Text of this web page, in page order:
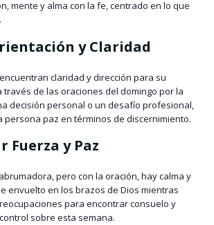
mente y alma con la fe, centrado en lo que
y Claridad
claridad y dirección para su
de las oraciones del domingo por la
decisión personal o un desafío profesional,
persona paz en términos de discernimiento.
Fuerza y Paz
pero con la oración, hay calma y
envuelto en los brazos de Dios mientras
para encontrar consuelo y
sobre esta semana.